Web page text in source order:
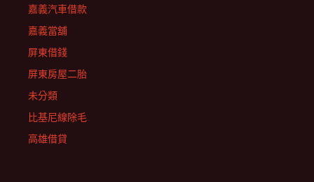
嘉義汽車借款
嘉義當舖
屏東借錢
屏東房屋二胎
未分類
比基尼線除毛
高雄借貸